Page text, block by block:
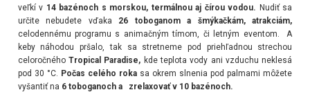
veľkí v 14 bazénoch s morskou, termálnou aj čírou vodou. Nudiť sa
určite nebudete vďaka
26 toboganom a šmýkačkám, atrakciám,
celodennému programu s animačným tímom, či letným eventom . A
keby náhodou pršalo, tak sa stretneme pod priehľadnou strechou
celoročnéhoTropical Paradise, kde teplota vody ani vzduchu neklesá
pod 30 °C. Počas celého rokasa okrem slnenia pod palmami môžete
vyšantiť na 6 toboganoch a zrelaxovať v 10 bazénoch.